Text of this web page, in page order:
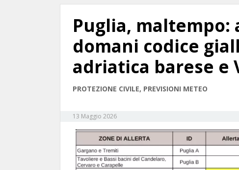
Puglia,
domani codice
adriatica barese e
PROTEZIONE CIVILE, PREVISIONI METEO
13 Maggio 2026